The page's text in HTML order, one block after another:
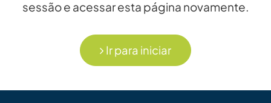
sessão e acessar esta página novamente.
Ir para iniciar